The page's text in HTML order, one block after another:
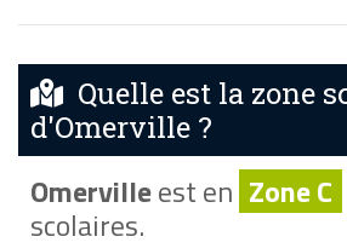
Quelle est la zone
d'Omerville ?
Omervilleest en Zone C
scolaires.